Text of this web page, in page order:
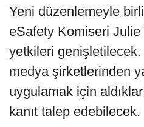
Yeni düzenlemeyle
eSafety Komiseri
yetkileri
medya şirketlerinden
uygulamak için
kanıt talep edebilecek.